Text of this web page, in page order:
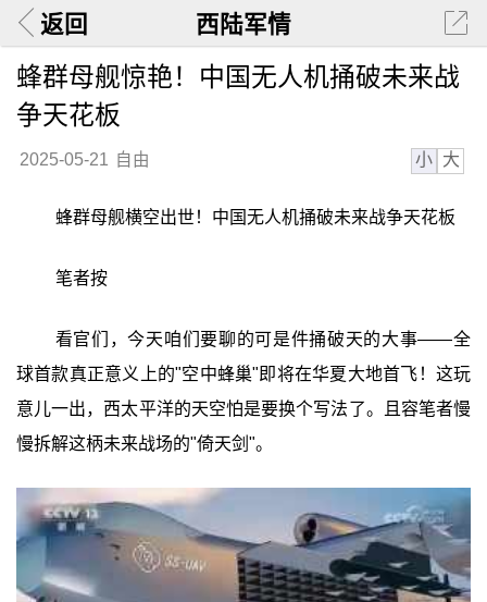
返回 西陆军情
蜂群母舰惊艳！中国无人机捅破未来战
争天花板
2025-05-21 自由 小 大
蜂群母舰横空出世！中国无人机捅破未来战争天花板
笔者按
看官们，今天咱们要聊的可是件捅破天的大事——全
球首款真正意义上的"空中蜂巢"即将在华夏大地首飞！这玩
意儿一出，西太平洋的天空怕是要换个写法了。且容笔者慢
慢拆解这柄未来战场的"倚天剑"。